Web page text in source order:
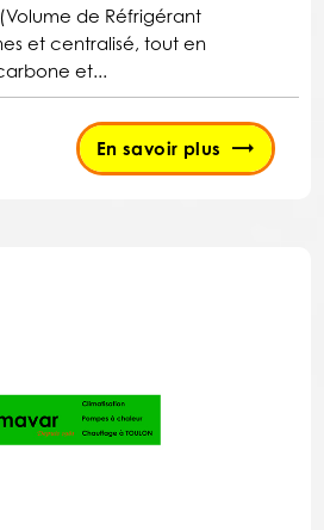
de Réfrigérant
et centralisé, tout en
et...
En savoir plus